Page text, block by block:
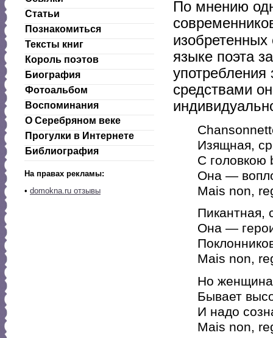
Статьи
Познакомиться
Тексты книг
Король поэтов
Биография
Фотоальбом
Воспоминания
О Серебряном веке
Прогулки в Интернете
Библиография
На правах рекламы:
• domokna.ru отзывы
По мнению
языке поэта
средствами
Изящная,
С головкою
Она —
Mais non,
Пикантная,
Она —
Mais non,
Но женщина
Бывает
И надо
Mais non,